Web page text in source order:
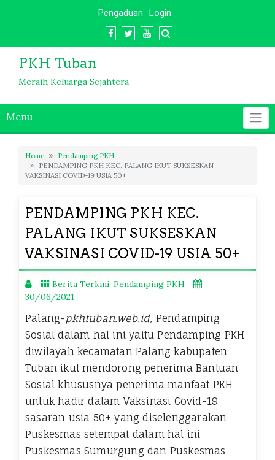
Pengaduan Login
PKH Tuban
Meraih Keluarga Sejahtera
Menu
Home
Pendamping PKH
PENDAMPING PKH KEC. PALANG IKUT SUKSESKAN
VAKSINASI COVID-19 USIA 50+
PENDAMPING PKH KEC.
PALANG IKUT SUKSESKAN
VAKSINASI COVID-19 USIA 50+
Berita Terkini, Pendamping PKH
30/06/2021
Palang-pkhtuban.web.id, Pendamping
Sosial dalam hal ini yaitu Pendamping PKH
diwilayah kecamatan Palang kabupaten
Tuban ikut mendorong penerima Bantuan
Sosial khususnya penerima manfaat PKH
untuk hadir dalam Vaksinasi Covid-19
sasaran usia 50+ yang diselenggarakan
Puskesmas setempat dalam hal ini
Puskesmas Sumurgung dan Puskesmas